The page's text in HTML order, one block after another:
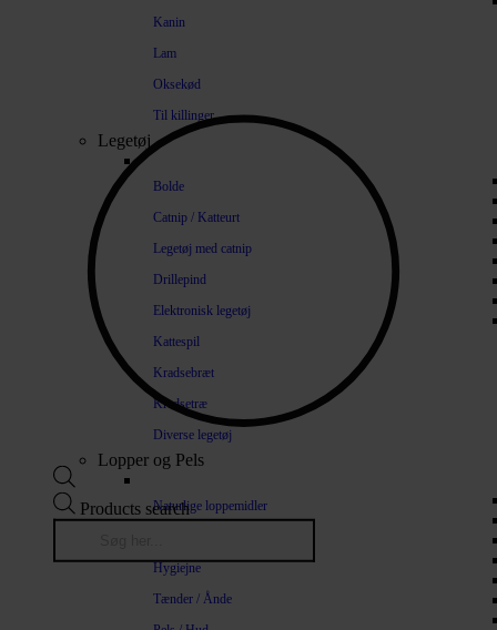
Kanin
Lam
Oksekød
Til killinger
Legetøj
Bolde
Catnip / Katteurt
Legetøj med catnip
Drillepind
Elektronisk legetøj
Kattespil
Kradsebræt
Kradsetræ
Diverse legetøj
Lopper og Pels
Naturlige loppemidler
Hygiejne
Tænder / Ånde
Products search